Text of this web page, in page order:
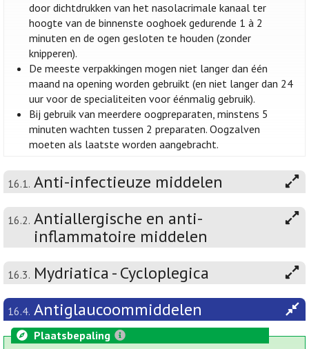
door dichtdrukken van het nasolacrimale kanaal ter
hoogte van de binnenste ooghoek gedurende 1 à 2
minuten en de ogen gesloten te houden (zonder
knipperen).
De meeste verpakkingen mogen niet langer dan één
maand na opening worden gebruikt (en niet langer dan 24
uur voor de specialiteiten voor éénmalig gebruik).
Bij gebruik van meerdere oogpreparaten, minstens 5
minuten wachten tussen 2 preparaten. Oogzalven
moeten als laatste worden aangebracht.
16.1. Anti-infectieuze middelen
16.2. Antiallergische en anti-
inflammatoire middelen
16.3. Mydriatica - Cycloplegica
16.4. Antiglaucoommiddelen
Plaatsbepaling